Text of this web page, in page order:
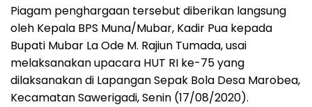
Piagam penghargaan tersebut diberikan langsung
oleh Kepala BPS Muna/Mubar, Kadir Pua kepada
Bupati Mubar La Ode M. Rajiun Tumada, usai
melaksanakan upacara HUT RI ke-75 yang
dilaksanakan di Lapangan Sepak Bola Desa Marobea,
Kecamatan Sawerigadi, Senin (17/08/2020).